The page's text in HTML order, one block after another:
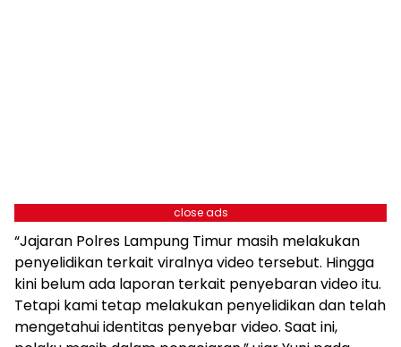
close ads
“Jajaran Polres Lampung Timur masih melakukan
penyelidikan terkait viralnya video tersebut. Hingga
kini belum ada laporan terkait penyebaran video itu.
Tetapi kami tetap melakukan penyelidikan dan telah
mengetahui identitas penyebar video. Saat ini,